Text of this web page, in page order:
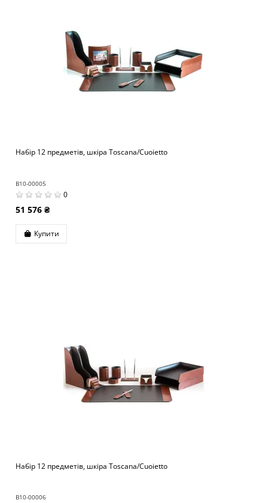
Набір 12 предметів, шкіра Toscana/Cuoietto
B10-00005
0
51 576 ₴
Купити
Набір 12 предметів, шкіра Toscana/Cuoietto
B10-00006